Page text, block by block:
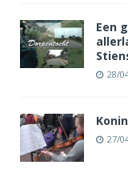
Een
28/
27/